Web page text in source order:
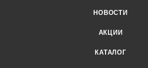
НОВОСТИ
АКЦИИ
КАТАЛОГ